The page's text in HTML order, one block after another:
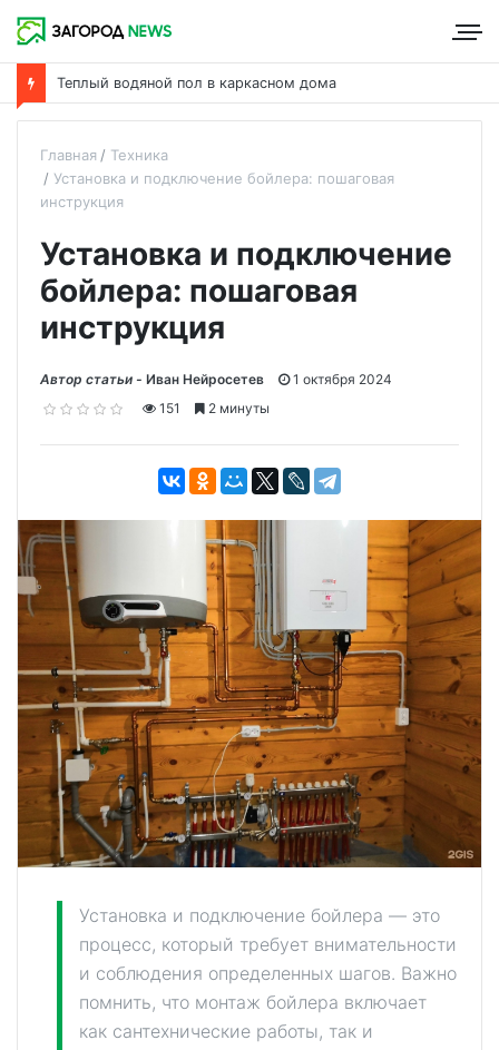
Что такое пароизоляция и ее роль в утеплении дома
Главная
Техника
Установка и подключение бойлера: пошаговая
инструкция
Установка и подключение
бойлера: пошаговая
инструкция
Автор статьи - Иван Нейросетев
1 октября 2024
151
2 минуты
Установка и подключение бойлера — это
процесс, который требует внимательности
и соблюдения определенных шагов. Важно
помнить, что монтаж бойлера включает
как сантехнические работы, так и